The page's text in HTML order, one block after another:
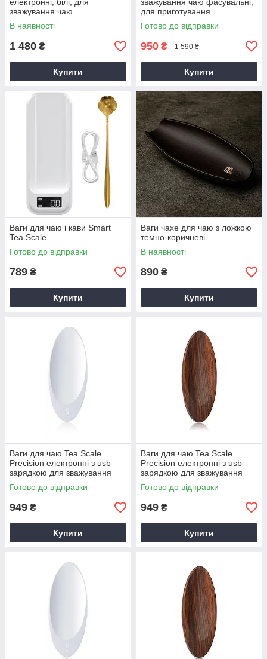
зважування чаю
В наявності
1 480 ₴
Купити
для приготування
китайського чаю, Чорні
Готово до відправки
950 ₴ 1 590 ₴
Купити
Ваги для чаю і кави Smart
Tea Scale
Готово до відправки
789 ₴
Купити
Ваги чахе для чаю з ложкою
темно-коричневі
В наявності
890 ₴
Купити
Ваги для чаю Tea Scale
Precision електронні з usb
зарядкою для зважування
чаю Чорні фасувальні Білий
Готово до відправки
949 ₴
Купити
Ваги для чаю Tea Scale
Precision електронні з usb
зарядкою для зважування
чаю Чорні фасувальні
Коричневий
Готово до відправки
949 ₴
Купити